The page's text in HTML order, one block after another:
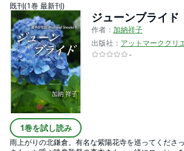
既刊(1巻 最新刊)
1巻を試し読み
ジューンブライド
作者： 加納祥子
出版社： アットマーククリ
-
雨上がりの北鎌倉。有名な紫陽花寺を巡ってくださ